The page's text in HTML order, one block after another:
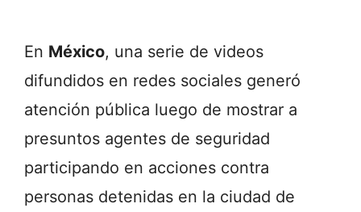
En México, una serie de videos
difundidos en redes sociales generó
atención pública luego de mostrar a
presuntos agentes de seguridad
participando en acciones contra
personas detenidas en la ciudad de